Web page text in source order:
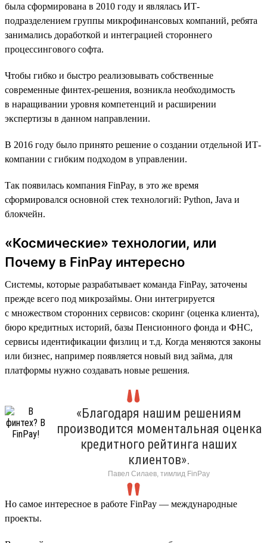
была сформирована в 2010 году и являлась ИТ-
подразделением группы микрофинансовых компаний, ребята
занимались доработкой и интеграцией стороннего
процессингового софта.
Чтобы гибко и быстро реализовывать собственные
современные финтех-решения, возникла необходимость
в наращивании уровня компетенций и расширении
экспертизы в данном направлении.
В 2016 году было принято решение о создании отдельной ИТ-
компании с гибким подходом в управлении.
Так появилась компания FinPay, в это же время
сформировался основной стек технологий: Python, Java и
блокчейн.
«Космические» технологии, или
Почему в FinPay интересно
Cистемы, которые разрабатывает команда FinPay, заточены
прежде всего под микрозаймы. Они интегрируется
с множеством сторонних сервисов: скоринг (оценка клиента),
бюро кредитных историй, базы Пенсионного фонда и ФНС,
сервисы идентификации физлиц и т.д. Когда меняются законы
или бизнес, например появляется новый вид займа, для
платформы нужно создавать новые решения.
«Благодаря нашим решениям
производится моментальная оценка
кредитного рейтинга наших
клиентов».
Павел Силаев, тимлид FinPay
Но самое интересное в работе FinPay — международные
проекты.